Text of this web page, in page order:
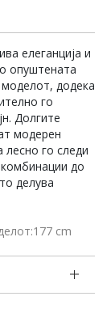
елеганција и
опуштената
додека
го
Долгите
модерен
лесно го следи
до
делува
cm